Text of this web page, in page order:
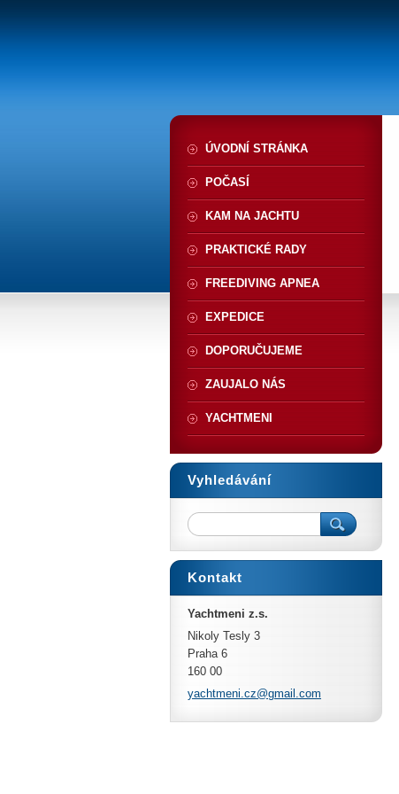
ÚVODNÍ STRÁNKA
POČASÍ
KAM NA JACHTU
PRAKTICKÉ RADY
FREEDIVING APNEA
EXPEDICE
DOPORUČUJEME
ZAUJALO NÁS
YACHTMENI
Vyhledávání
Kontakt
Yachtmeni z.s.
Nikoly Tesly 3
Praha 6
160 00
yachtmeni.cz@gmail.com